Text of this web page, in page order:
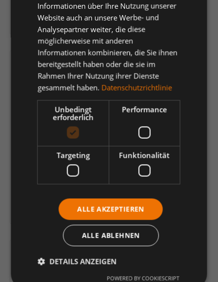
Variante wählen ( )
FLEXV20, Weste kornblau-schwarz, 3XL
Variante wählen ( )
Informationen über Ihre Nutzung unserer
Website auch an unsere Werbe- und
Analysepartner weiter, die diese
möglicherweise mit anderen
Informationen kombinieren, die Sie ihnen
bereitgestellt haben oder die sie im
Rahmen Ihrer Nutzung ihrer Dienste
gesammelt haben. Datenschutzrichtlinie
Unbedingt
erforderlich
Performance
Targeting Funktionalität
ALLE AKZEPTIEREN
ALLE ABLEHNEN
DETAILS ANZEIGEN
POWERED BY COOKIESCRIPT